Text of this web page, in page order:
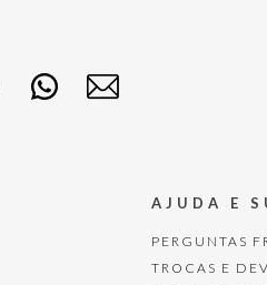
AJUDA E
PERGUNTAS
TROCAS E